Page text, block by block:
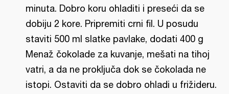
minuta. Dobro koru ohladiti i preseći da se
dobiju 2 kore. Pripremiti crni fil. U posudu
staviti 500 ml slatke pavlake, dodati 400 g
Menaž čokolade za kuvanje, mešati na tihoj
vatri, a da ne proključa dok se čokolada ne
istopi. Ostaviti da se dobro ohladi u frižideru.